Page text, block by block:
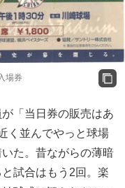
場券
「当日券の販売はあ
く並んでやっと球場
た。昔ながらの薄暗
試合はもう2回。楽